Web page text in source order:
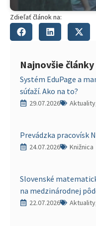
Zdieľať článok na:
Najnovšie články
Systém EduPage a
súťaží. Ako na to?
29.07.2026
Prevádzka pracovísk
24.07.2026 Knižnica
Slovenské
na medzinárodnej
22.07.2026